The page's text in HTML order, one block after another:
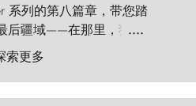
系列的第八篇章，带您踏
后疆域——在那里，狂风
自然，而百内塔（Torres
砌的哨兵，傲然向苍穹发
挑战。
....
索更多